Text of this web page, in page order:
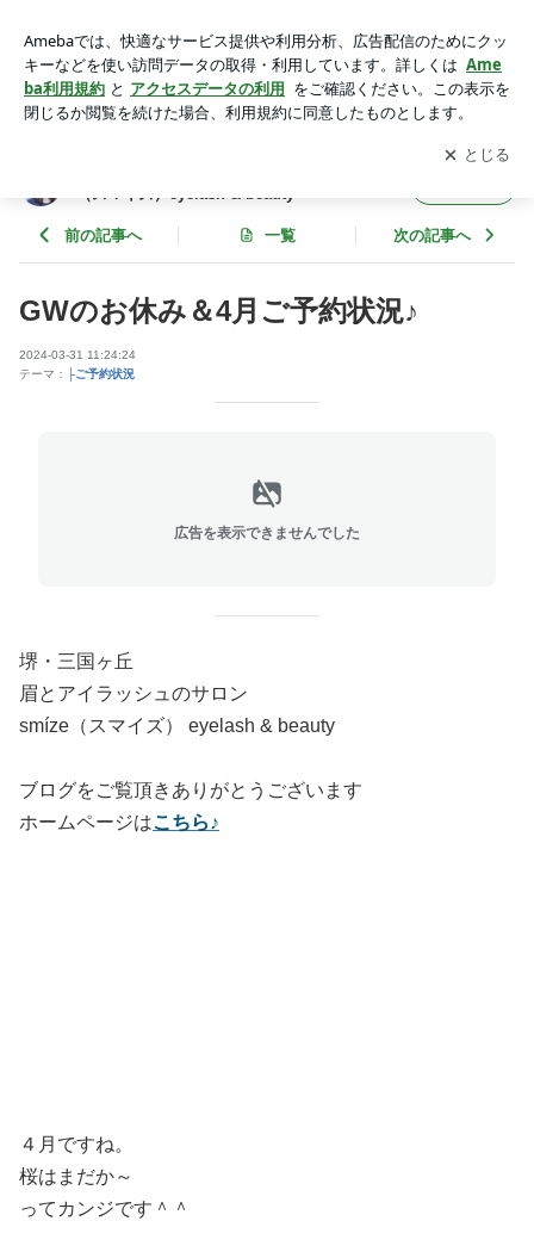
サロン smíze（スマイズ）eyelash & beauty
アプリをダウンロードして ブログの更新通知
を受け取りまし
ょう。
開く
（スマイズ）eyelash & beauty
前の記事へ 一覧 次の記事へ
GWのお休み＆4月ご予約状況♪
2024-03-31 11:24:24
テーマ：
├ご予約状況
広告を表示できませんでした
堺・三国ヶ丘
眉とアイラッシュのサロン
smíze（スマイズ） eyelash & beauty
ブログをご覧頂きありがとうございます
ホームページはこちら♪
４月ですね。
桜はまだか～
ってカンジです＾＾